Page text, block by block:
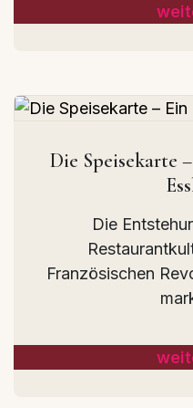
Die Speisekarte
Die
Französischen